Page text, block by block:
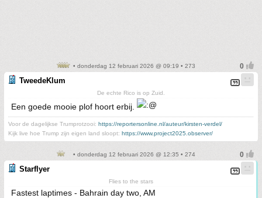
• donderdag 12 februari 2026 @ 09:19 • 273
TweedeKlum
De echte Rico is op Zuid.
Een goede mooie plof hoort erbij.
Voor de dagelijkse Trumprotzooi: https://reportersonline.nl/auteur/kirsten-verdel/
Kijk live hoe Trump zijn eigen land sloopt: https://www.project2025.observer/
• donderdag 12 februari 2026 @ 12:35 • 274
Starflyer
Flies to the stars
Fastest laptimes - Bahrain day two, AM